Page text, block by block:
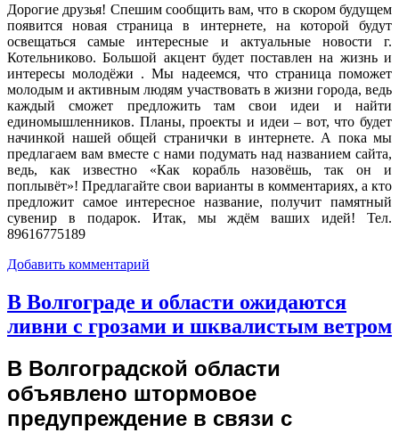
Дорогие друзья! Спешим сообщить вам, что в скором будущем
появится новая страница в интернете, на которой будут
освещаться самые интересные и актуальные новости г.
Котельниково. Большой акцент будет поставлен на жизнь и
интересы молодёжи . Мы надеемся, что страница поможет
молодым и активным людям участвовать в жизни города, ведь
каждый сможет предложить там свои идеи и найти
единомышленников. Планы, проекты и идеи – вот, что будет
начинкой нашей общей странички в интернете. А пока мы
предлагаем вам вместе с нами подумать над названием сайта,
ведь, как известно «Как корабль назовёшь, так он и
поплывёт»! Предлагайте свои варианты в комментариях, а кто
предложит самое интересное название, получит памятный
сувенир в подарок. Итак, мы ждём ваших идей! Тел.
89616775189
Добавить комментарий
В Волгограде и области ожидаются
ливни с грозами и шквалистым ветром
В Волгоградской области
объявлено штормовое
предупреждение в связи с